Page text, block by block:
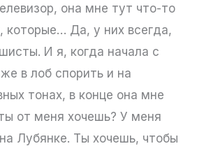
она мне тут что-то
которые… Да, у них всегда,
И я, когда начала с
в лоб спорить и на
тонах, в конце она мне
от меня хочешь? У меня
Лубянке. Ты хочешь, чтобы